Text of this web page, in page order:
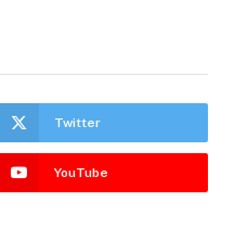
Twitter
YouTube